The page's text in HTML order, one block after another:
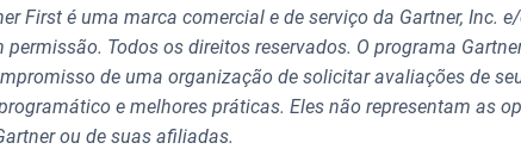
First é uma marca comercial e de serviço da Gartner, Inc.
Todos os direitos reservados. O programa
de uma organização de solicitar avaliações de
e melhores práticas. Eles não representam as
ou de suas afiliadas.